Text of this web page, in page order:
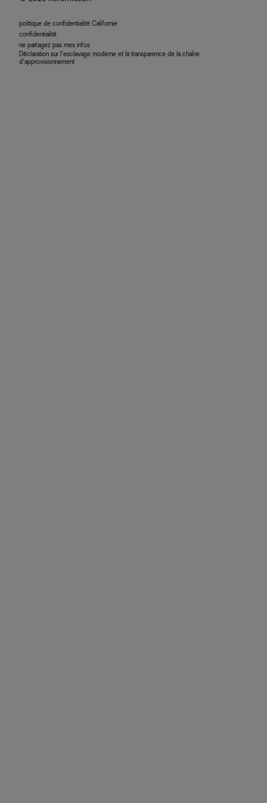
politique de confidentialité Californie
confidentialité
ne partagez pas mes infos
Déclaration sur l’esclavage moderne et la transparence de la chaîne
d’approvisionnement